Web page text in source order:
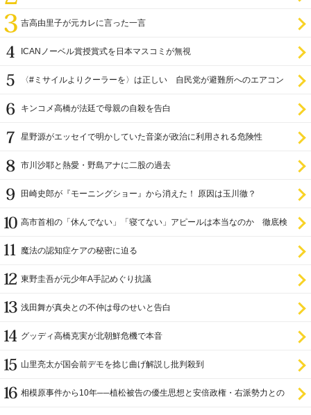
吉高由里子が元カレに言った一言
ICANノーベル賞授賞式を日本マスコミが無視
〈#ミサイルよりクーラーを〉は正しい 自民党が避難所へのエアコン
キンコメ高橋が法廷で母親の自殺を告白
星野源がエッセイで明かしていた音楽が政治に利用される危険性
市川沙耶と熱愛・野島アナに二股の過去
田崎史郎が『モーニングショー』から消えた！ 原因は玉川徹？
高市首相の「休んでない」「寝てない」アピールは本当なのか 徹底検
魔法の認知症ケアの秘密に迫る
東野圭吾が元少年A手記めぐり抗議
浅田舞が真央との不仲は母のせいと告白
グッディ高橋克実が北朝鮮危機で本音
山里亮太が国会前デモを捻じ曲げ解説し批判殺到
相模原事件から10年──植松被告の優生思想と安倍政権・右派勢力との